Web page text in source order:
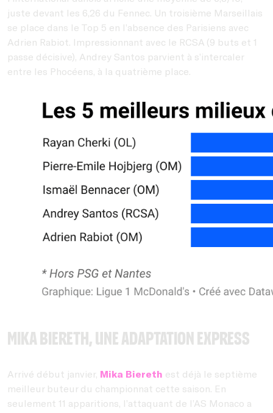
juste devant les 6,26 du Fennec. Un troisième Marseillais
se place dans le Top 5 en l’absence des Parisiens avec
Adrien Rabiot. Impressionnant avec le RCSA (9 buts et 1
passe décisive), Andrey Santos parvient à s’intercaler
entre les Phocéens, à la quatrième place.
Mika Biereth, une adaptation express
Arrivé début janvier, Mika Biereth est déjà le septième
meilleur buteur du championnat cette saison. En
seulement 11 apparitions, l’attaquant de l’AS Monaco a